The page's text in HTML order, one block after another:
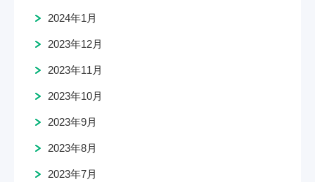
2024年1月
2023年12月
2023年11月
2023年10月
2023年9月
2023年8月
2023年7月